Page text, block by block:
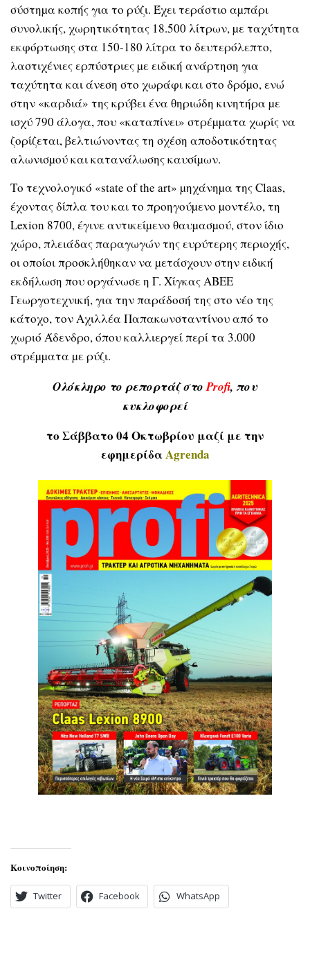
σύστηµα κοπής για το ρύζι. Έχει τεράστιο αµπάρι
συνολικής, χωρητικότητας 18.500 λίτρων, µε ταχύτητα
εκφόρτωσης στα 150-180 λίτρα το δευτερόλεπτο,
λαστιχένιες ερπύστριες µε ειδική ανάρτηση για
ταχύτητα και άνεση στο χωράφι και στο δρόµο, ενώ
στην «καρδιά» της κρύβει ένα θηριώδη κινητήρα µε
ισχύ 790 άλογα, που «καταπίνει» στρέµµατα χωρίς να
ζορίζεται, βελτιώνοντας τη σχέση αποδοτικότητας
αλωνισµού και κατανάλωσης καυσίµων.
Το τεχνολογικό «state of the art» µηχάνηµα της Claas,
έχοντας δίπλα του και το προηγούµενο µοντέλο, τη
Lexion 8700, έγινε αντικείµενο θαυµασµού, στον ίδιο
χώρο, πλειάδας παραγωγών της ευρύτερης περιοχής,
οι οποίοι προσκλήθηκαν να µετάσχουν στην ειδική
εκδήλωση που οργάνωσε η Γ. Χίγκας ΑΒΕΕ
Γεωργοτεχνική, για την παράδοσή της στο νέο της
κάτοχο, τον Αχιλλέα Παπακωνσταντίνου από το
χωριό Άδενδρο, όπου καλλιεργεί περί τα 3.000
στρέµµατα µε ρύζι.
Ολόκληρο το ρεπορτάζ στοProfi, που
κυκλοφορεί
το Σάββατο 04 Οκτωβρίου μαζί με την
εφημερίδαAgrenda
Κοινοποίηση:
Twitter Facebook WhatsApp